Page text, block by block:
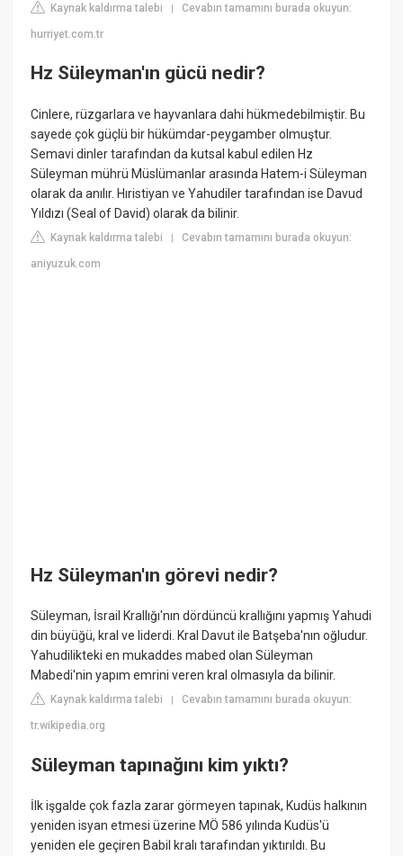
Kaynak kaldırma talebi |Cevabın tamamını burada okuyun:
hurriyet.com.tr
Hz Süleyman'ın gücü nedir?
Cinlere, rüzgarlara ve hayvanlara dahi hükmedebilmiştir. Bu
sayede çok güçlü bir hükümdar-peygamber olmuştur.
Semavi dinler tarafından da kutsal kabul edilen Hz
Süleyman mührü Müslümanlar arasında Hatem-i Süleyman
olarak da anılır. Hıristiyan ve Yahudiler tarafından ise Davud
Yıldızı (Seal of David) olarak da bilinir.
Kaynak kaldırma talebi |Cevabın tamamını burada okuyun:
aniyuzuk.com
Hz Süleyman'ın görevi nedir?
Süleyman, İsrail Krallığı'nın dördüncü krallığını yapmış Yahudi
din büyüğü, kral ve liderdi. Kral Davut ile Batşeba'nın oğludur.
Yahudilikteki en mukaddes mabed olan Süleyman
Mabedi'nin yapım emrini veren kral olmasıyla da bilinir.
Kaynak kaldırma talebi |Cevabın tamamını burada okuyun:
tr.wikipedia.org
Süleyman tapınağını kim yıktı?
İlk işgalde çok fazla zarar görmeyen tapınak, Kudüs halkının
yeniden isyan etmesi üzerine MÖ 586 yılında Kudüs'ü
yeniden ele geçiren Babil kralı tarafından yıktırıldı. Bu